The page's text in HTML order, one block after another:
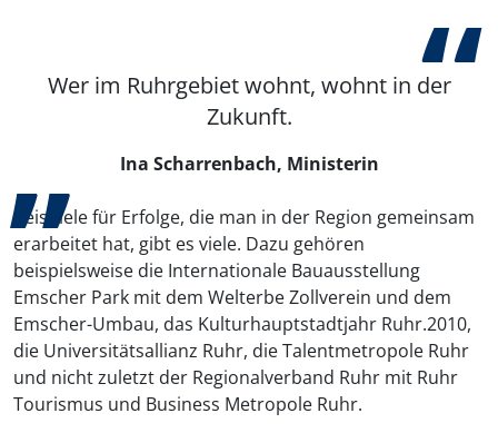
Wer im Ruhrgebiet wohnt, wohnt in der
Zukunft.
Ina Scharrenbach, Ministerin
Beispiele für Erfolge, die man in der Region gemeinsam
erarbeitet hat, gibt es viele. Dazu gehören
beispielsweise die Internationale Bauausstellung
Emscher Park mit dem Welterbe Zollverein und dem
Emscher-Umbau, das Kulturhauptstadtjahr Ruhr.2010,
die Universitätsallianz Ruhr, die Talentmetropole Ruhr
und nicht zuletzt der Regionalverband Ruhr mit Ruhr
Tourismus und Business Metropole Ruhr.